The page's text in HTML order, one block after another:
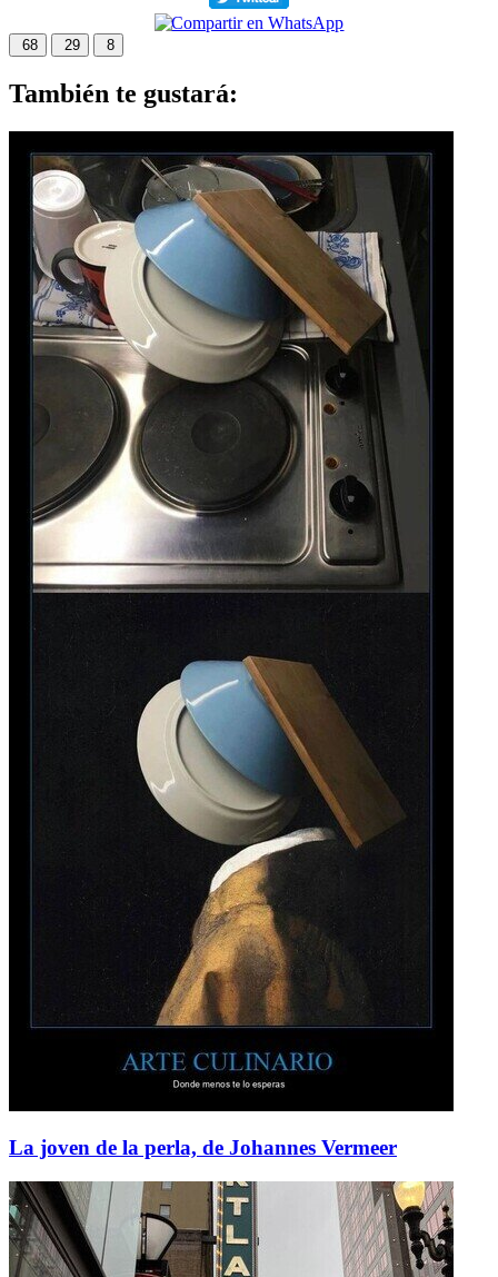
68 29 8
También te gustará:
La joven de la perla, de Johannes Vermeer